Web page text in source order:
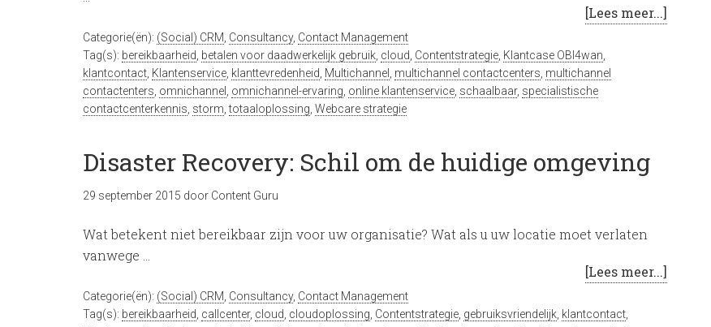
[Lees meer...]
Categorie(ën): (Social) CRM Consultancy, Contact Management
Tag(s): bereikbaarheid betalen voor daadwerkelijk gebruik cloud Contentstrategie Klantcase OBI4wan
klantcontact Klantenservice klanttevredenheid Multichannel multichannel contactcenters multichannel
contactenters omnichannel omnichannel-ervaring online klantenservice schaalbaar, specialistische
contactcenterkennis storm ,totaaloplossing Webcare strategie
Disaster Recovery: Schil om de huidige omgeving
29 september 2015 door Content Guru
Wat betekent niet bereikbaar zijn voor uw organisatie? Wat als u uw locatie moet verlaten
vanwege …
[Lees meer...]
Categorie(ën): (Social) CRM Consultancy, Contact Management
Tag(s): bereikbaarheid callcenter, cloud cloudoplossing Contentstrategie gebruiksvriendelijk klantcontact